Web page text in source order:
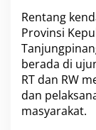
Rentang
Provinsi
berada di
RT dan RW
dan
masyarakat.